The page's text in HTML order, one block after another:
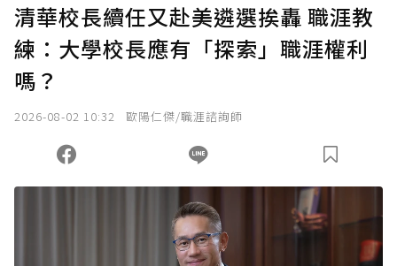
確認送出
您當前剩餘 U 利點數：0點；前往 購買點數
清華校長續任又赴美遴選挨轟 職涯教
練：大學校長應有「探索」職涯權利
嗎？
2026-08-02 10:32 歐陽仁傑/職涯諮詢師